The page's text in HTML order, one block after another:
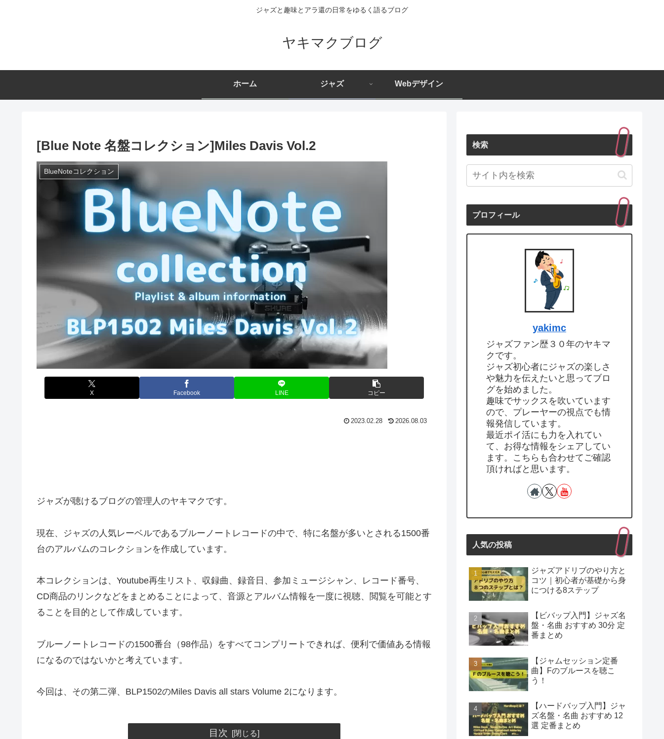
ジャズと趣味とアラ還の日常をゆるく語るブログ
ヤキマクブログ
ホーム ジャズ Webデザイン
[Blue Note 名盤コレクション]Miles Davis Vol.2
BlueNoteコレクション
X Facebook LINE コピー
2023.02.28 2026.08.03
ジャズが聴けるブログの管理人のヤキマクです。
現在、ジャズの人気レーベルであるブルーノートレコードの中で、特に名盤が多いとされる1500番
台のアルバムのコレクションを作成しています。
本コレクションは、Youtube再生リスト、収録曲、録音日、参加ミュージシャン、レコード番号、
CD商品のリンクなどをまとめることによって、音源とアルバム情報を一度に視聴、閲覧を可能とす
ることを目的として作成しています。
ブルーノートレコードの1500番台（98作品）をすべてコンプリートできれば、便利で価値ある情報
になるのではないかと考えています。
今回は、その第二弾、BLP1502のMiles Davis all stars Volume 2になります。
目次
検索
プロフィール
yakimc
ジャズファン歴３０年のヤキマ
クです。
ジャズ初心者にジャズの楽しさ
や魅力を伝えたいと思ってブロ
グを始めました。
趣味でサックスを吹いています
ので、プレーヤーの視点でも情
報発信しています。
最近ポイ活にも力を入れてい
て、お得な情報をシェアしてい
ます。こちらも合わせてご確認
頂ければと思います。
人気の投稿
ジャズアドリブのやり方と
コツ｜初心者が基礎から身
につける8ステップ
【ビバップ入門】ジャズ名
盤・名曲 おすすめ 30分 定
番まとめ
【ジャムセッション定番
曲】Fのブルースを聴こ
う！
【ハードバップ入門】ジャ
ズ名盤・名曲 おすすめ 12
選 定番まとめ